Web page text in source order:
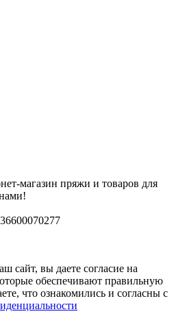
магазин пряжи и товаров для
сайт, вы даете согласие на
обеспечивают правильную
что ознакомились и согласны с